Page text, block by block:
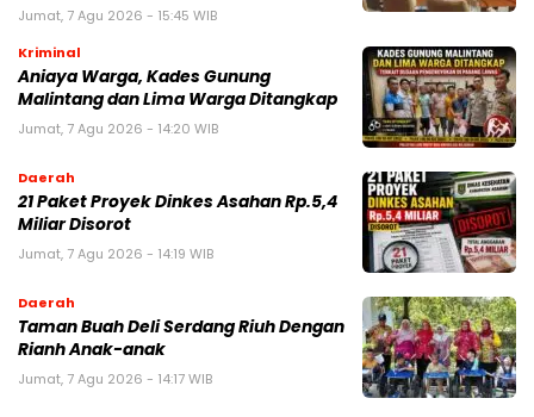
Jumat, 7 Agu 2026 - 15:45 WIB
Kriminal
Aniaya Warga, Kades Gunung
Malintang dan Lima Warga Ditangkap
Jumat, 7 Agu 2026 - 14:20 WIB
Daerah
21 Paket Proyek Dinkes Asahan Rp.5,4
Miliar Disorot
Jumat, 7 Agu 2026 - 14:19 WIB
Daerah
Taman Buah Deli Serdang Riuh Dengan
Rianh Anak-anak
Jumat, 7 Agu 2026 - 14:17 WIB